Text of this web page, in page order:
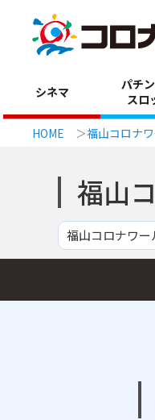
シネマ
パチ
スロ
HOME 福山コロナ
福山
福山コロナワー